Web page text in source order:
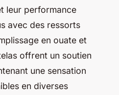
leur performance
avec des ressorts
en ouate et
offrent un soutien
une sensation
en diverses